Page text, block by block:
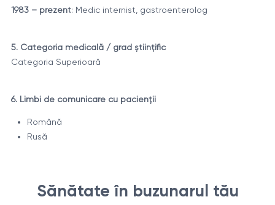
1983 – prezent: Medic internist, gastroenterolog
5. Categoria medicală / grad științific
Categoria Superioară
6. Limbi de comunicare cu pacienții
Română
Rusă
Sănătate în buzunarul tău